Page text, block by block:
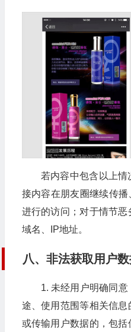
若内容中包含以上
接内容在朋友圈继续传
进行的访问；对于情节恶
域名、IP地址。
八、非法获取用户
1. 未经用户明确同
途、使用范围等相关信
或传输用户数据的，包括